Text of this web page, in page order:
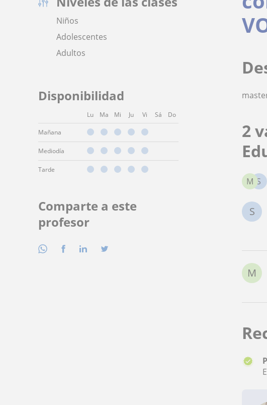
Niños
Adolescentes
Adultos
Disponibilidad
Lu Ma Mi Ju Vi Sá Do
Mañana
Mediodía
Tarde
Comparte a este
profesor
2
S
M
S
M